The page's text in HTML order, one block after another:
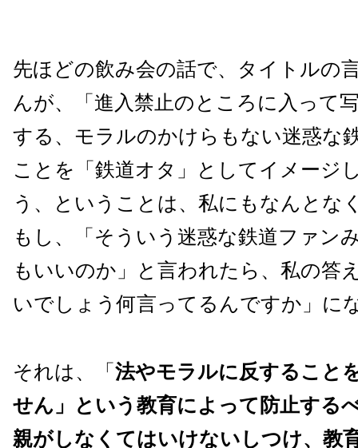
先ほどの飲み会の話で、タイトルの
んが、「進入禁止のところに入って
する、モラルのかけらもない迷惑な
ことを「鉄道オタ」としてイメージ
う、ということは、私にもなんとな
もし、「そういう迷惑な鉄道ファン
もいいのか」と言われたら、私の答
いでしょう何言ってるんですか」に
それは、「 法やモラルに反すること
せん」という教育によって防止する
親がしなくてはいけないしつけ、教